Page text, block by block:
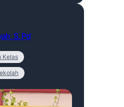
S. Pd
Kelas